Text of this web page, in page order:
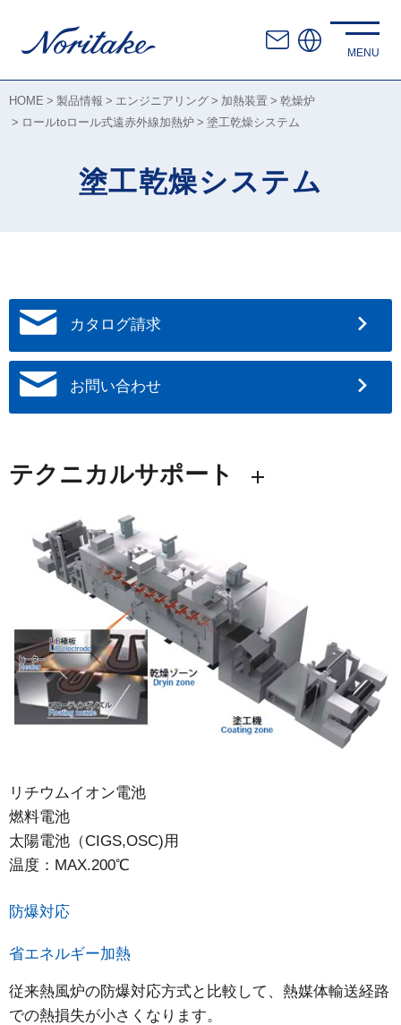
HOME 製品情報 エンジニアリング 加熱装置
乾燥炉
ロールtoロール式遠赤外線加熱炉
塗工乾燥システム
塗工乾燥システム
カタログ請求
お問い合わせ
テクニカルサポート
リチウムイオン電池
燃料電池
太陽電池（CIGS,OSC)用
温度：MAX.200℃
防爆対応
省エネルギー加熱
従来熱風炉の防爆対応方式と比較して、熱媒体輸送経路
での熱損失が小さくなります。